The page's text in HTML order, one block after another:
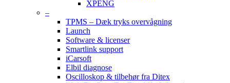
XPENG
–
TPMS – Dæk tryks overvågning
Launch
Software & licenser
Smartlink support
iCarsoft
Elbil diagnose
Oscilloskop & tilbehør fra Ditex